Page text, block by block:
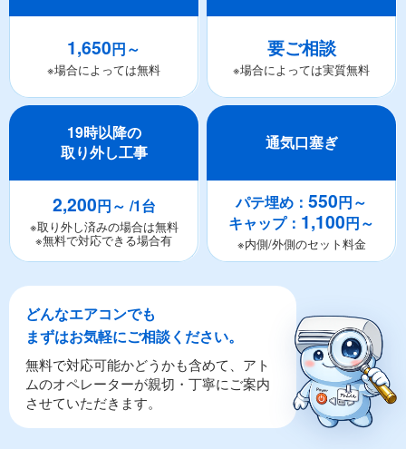
1,650円～
※場合によっては無料
要ご相談
※場合によっては実質無料
19時以降の
取り外し工事
2,200円～ /1台
※取り外し済みの場合は無料
※無料で対応できる場合有
通気口塞ぎ
パテ埋め：550円～
キャップ： 1,100円～
※内側/外側のセット料金
どんなエアコンでも
まずはお気軽にご相談ください。
無料で対応可能かどうかも含めて、アト
ムのオペレーターが親切・丁寧にご案内
させていただきます。